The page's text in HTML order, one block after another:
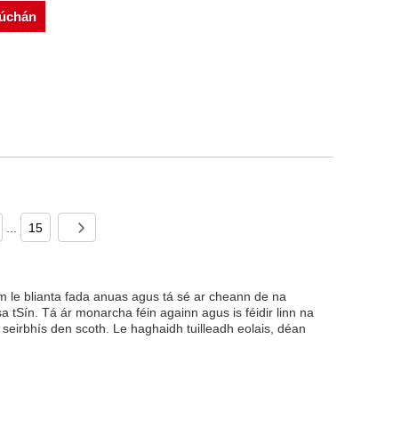
15
le blianta fada anuas agus tá sé ar cheann de na
tSín. Tá ár monarcha féin againn agus is féidir linn na
den scoth. Le haghaidh tuilleadh eolais, déan